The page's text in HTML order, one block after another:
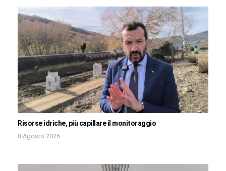
Risorse idriche, più capillare il monitoraggio
8 Agosto 2026